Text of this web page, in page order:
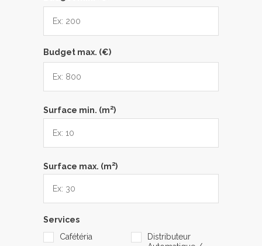
Budget max. (€)
Surface min. (m2)
Surface max. (m2)
Services
Cafétéria
Distributeur